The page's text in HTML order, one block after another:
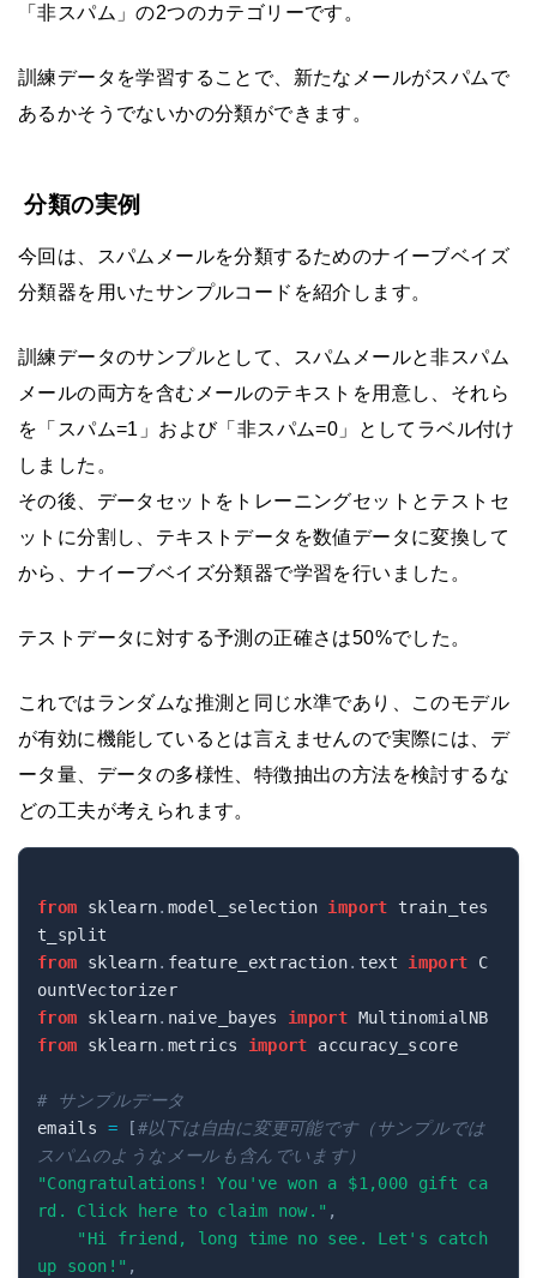
「非スパム」の2つのカテゴリーです。
訓練データを学習することで、新たなメールがスパムで
あるかそうでないかの分類ができます。
分類の実例
今回は、スパムメールを分類するためのナイーブベイズ
分類器を用いたサンプルコードを紹介します。
訓練データのサンプルとして、スパムメールと非スパム
メールの両方を含むメールのテキストを用意し、それら
を「スパム=1」および「非スパム=0」としてラベル付け
しました。
その後、データセットをトレーニングセットとテストセ
ットに分割し、テキストデータを数値データに変換して
から、ナイーブベイズ分類器で学習を行いました。
テストデータに対する予測の正確さは50%でした。
これではランダムな推測と同じ水準であり、このモデル
が有効に機能しているとは言えませんので実際には、デ
ータ量、データの多様性、特徴抽出の方法を検討するな
どの工夫が考えられます。
from sklearn. model_selection import train_tes
from sklearn. feature_extraction. text import C
from sklearn. naive_bayes import
from sklearn. metrics import accuracy_score
# サンプルデータ
emails = [#以下は自由に変更可能です（サンプルでは
スパムのようなメールも含んでいます）
"Congratulations! You've won a $1,000 gift ca
rd. Click here to claim now." ,
"Hi friend, long time no see. Let's catch
up soon!" ,